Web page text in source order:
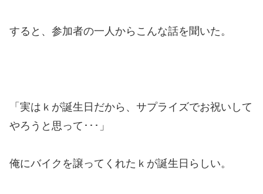
すると、参加者の一人からこんな話を聞いた。
「実はｋが誕生日だから、サプライズでお祝いして
やろうと思って･･･」
俺にバイクを譲ってくれたｋが誕生日らしい。